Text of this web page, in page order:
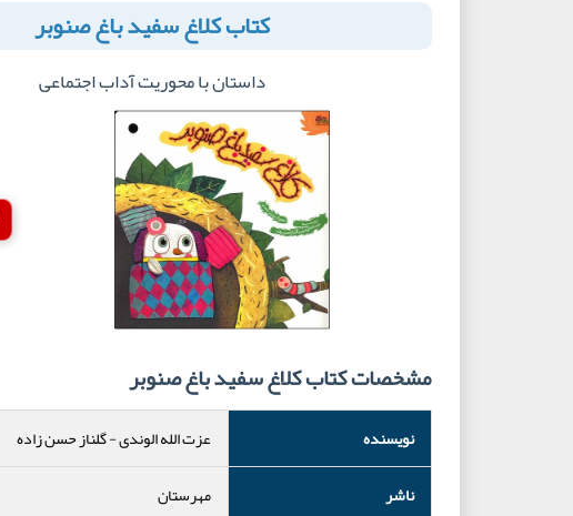
کتاب کلاغ سفید باغ صنوبر
داستان با محوریت آداب اجتماعی
مشخصات کتاب کلاغ سفید باغ صنوبر
نویسنده عزت الله الوندی-گلناز حسن زاده
ناشر
مهرستان